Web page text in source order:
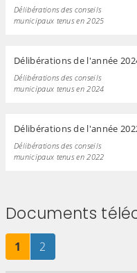
Délibérations des conseils
municipaux tenus en 2025
Délibérations de l'année
Délibérations des conseils
municipaux tenus en 2024
Délibérations de l'année
Délibérations des conseils
municipaux tenus en 2022
Documents
Page
1 sur 2Page
2